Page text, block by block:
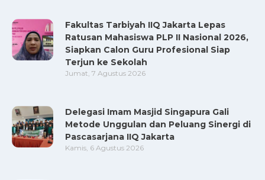
Fakultas Tarbiyah IIQ Jakarta Lepas
Ratusan Mahasiswa PLP II Nasional 2026,
Siapkan Calon Guru Profesional Siap
Terjun ke Sekolah
Jumat, 7 Agustus 2026
Delegasi Imam Masjid Singapura Gali
Metode Unggulan dan Peluang Sinergi di
Pascasarjana IIQ Jakarta
Kamis, 6 Agustus 2026